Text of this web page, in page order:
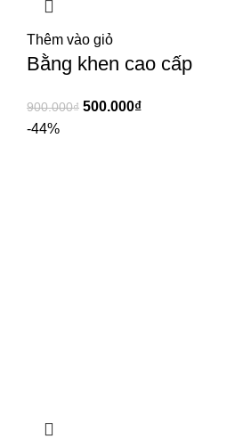
Thêm vào giỏ
Bằng khen cao cấp
900.000₫ 500.000₫
-44%